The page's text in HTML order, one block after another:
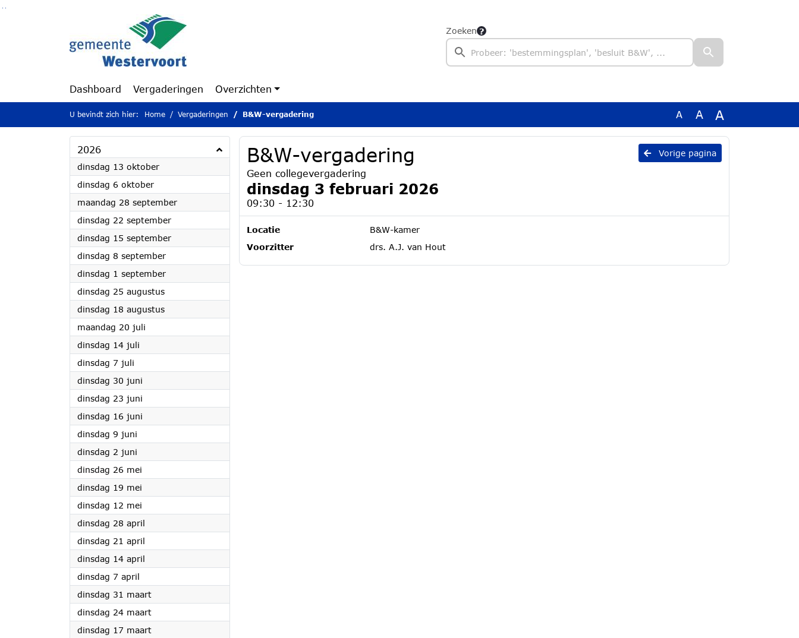
Ga naar de inhoud van deze pagina
Zoeken
Dashboard Vergaderingen Overzichten
U bevindt zich hier: Home Vergaderingen B&W-vergadering A A A
2026
dinsdag 13 oktober2026
dinsdag 6 oktober2026
maandag 28 september2026
dinsdag 22 september2026
dinsdag 15 september2026
dinsdag 8 september2026
dinsdag 1 september2026
dinsdag 25 augustus2026
dinsdag 18 augustus2026
maandag 20 juli
dinsdag 14 juli
dinsdag 7 juli
dinsdag 30 juni
dinsdag 23 juni
dinsdag 16 juni
dinsdag 9 juni
dinsdag 2 juni
dinsdag 26 mei
dinsdag 19 mei
dinsdag 12 mei
dinsdag 28 april
dinsdag 21 april
dinsdag 14 april
dinsdag 7 april
dinsdag 31 maart2026
dinsdag 24 maart2026
dinsdag 17 maart2026
Vorige pagina
B&W-vergadering
Geen collegevergadering
dinsdag 3 februari 2026
09:30 - 12:30
Locatie
B&W-kamer
Voorzitter
drs. A.J. van Hout